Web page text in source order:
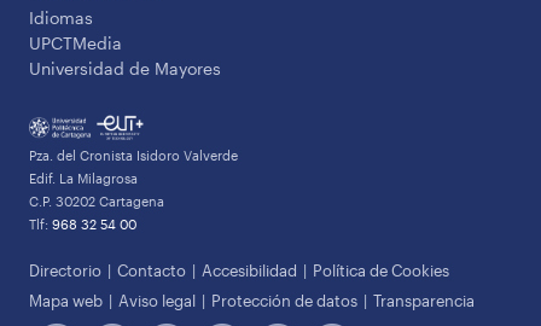
Idiomas
UPCTMedia
Universidad de Mayores
Pza. del Cronista Isidoro Valverde
Edif. La Milagrosa
C.P. 30202 Cartagena
Tlf: 968 32 54 00
Directorio Contacto Accesibilidad
Política de Cookies
Mapa web
Aviso legal Protección de datos Transparencia